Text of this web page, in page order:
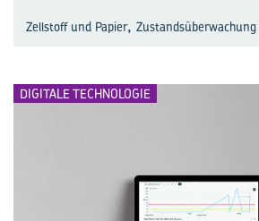
Zellstoff und Papier, Zustandsüberwachung
DIGITALE TECHNOLOGIE